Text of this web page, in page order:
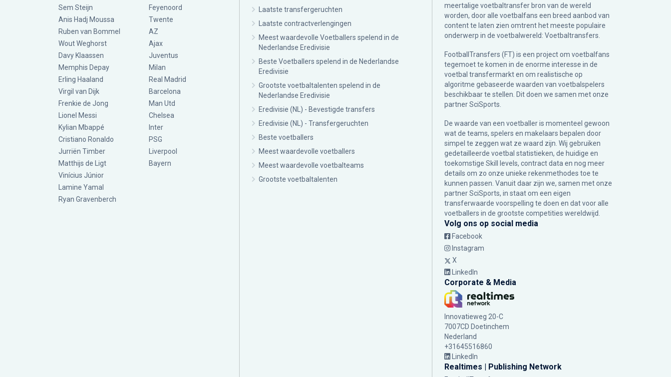
Sem Steijn
Anis Hadj Moussa
Ruben van Bommel
Wout Weghorst
Davy Klaassen
Memphis Depay
Erling Haaland
Virgil van Dijk
Frenkie de Jong
Lionel Messi
Kylian Mbappé
Cristiano Ronaldo
Jurriën Timber
Matthijs de Ligt
Vinícius Júnior
Lamine Yamal
Ryan Gravenberch
Feyenoord
Twente
AZ
Ajax
Juventus
Milan
Real Madrid
Barcelona
Man Utd
Chelsea
Inter
PSG
Liverpool
Bayern
Laatste transfergeruchten
Laatste contractverlengingen
Meest waardevolle Voetballers spelend in de
Nederlandse Eredivisie
Beste Voetballers spelend in de Nederlandse
Eredivisie
Grootste voetbaltalenten spelend in de
Nederlandse Eredivisie
Eredivisie (NL) - Bevestigde transfers
Eredivisie (NL) - Transfergeruchten
Beste voetballers
Meest waardevolle voetballers
Meest waardevolle voetbalteams
Grootste voetbaltalenten
meertalige voetbaltransfer bron van de wereld
worden, door alle voetbalfans een breed aanbod van
content te laten zien omtrent het meeste populaire
onderwerp in de voetbalwereld: Voetbaltransfers.
FootballTransfers (FT) is een project om voetbalfans
tegemoet te komen in de enorme interesse in de
voetbal transfermarkt en om realistische op
algoritme gebaseerde waarden van voetbalspelers
beschikbaar te stellen. Dit doen we samen met onze
partnerSciSports
De waarde van een voetballer is momenteel gewoon
wat de teams, spelers en makelaars bepalen door
simpel te zeggen wat ze waard zijn. Wij gebruiken
gedetailleerde voetbal statistieken, de huidige en
toekomstige Skill levels, contract data en nog meer
details om zo onze unieke rekenmethodes toe te
kunnen passen. Vanuit daar zijn we, samen met onze
partner SciSports, in staat om een eigen
transferwaarde voorspelling te doen en dat voor alle
voetballers in de grootste competities wereldwijd.
Volg ons op social media
Facebook
Instagram
X
LinkedIn
Corporate & Media
Innovatieweg 20-C
7007CD Doetinchem
Nederland
+31645516860
LinkedIn
Realtimes | Publishing Network